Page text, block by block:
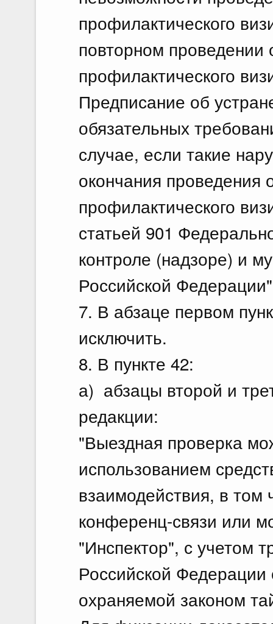
профилактического
повторном проведении
профилактического
Предписание об
обязательных
случае, если такие
окончания проведения
профилактического
статьей 901
контроле (надзоре) и
Российской
7. В абзаце первом
исключить.
8. В пункте 42:
а) абзацы второй и
редакции:
"Выездная проверка
использованием
взаимодействия, в том
конференц-связи или
"Инспектор", с учетом
Российской Федерации
охраняемой законом